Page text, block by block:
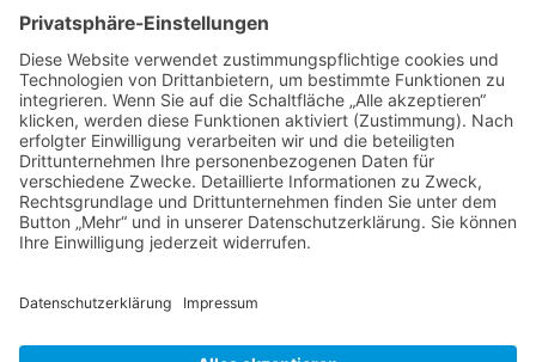
kostenloser Versand
Deine Zahlmöglichkeiten
MEHR
Alte iPhone Modelle
Vertrag Widerrufen